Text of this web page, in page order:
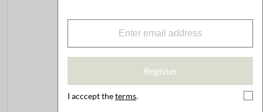
Register
I acccept theterms.